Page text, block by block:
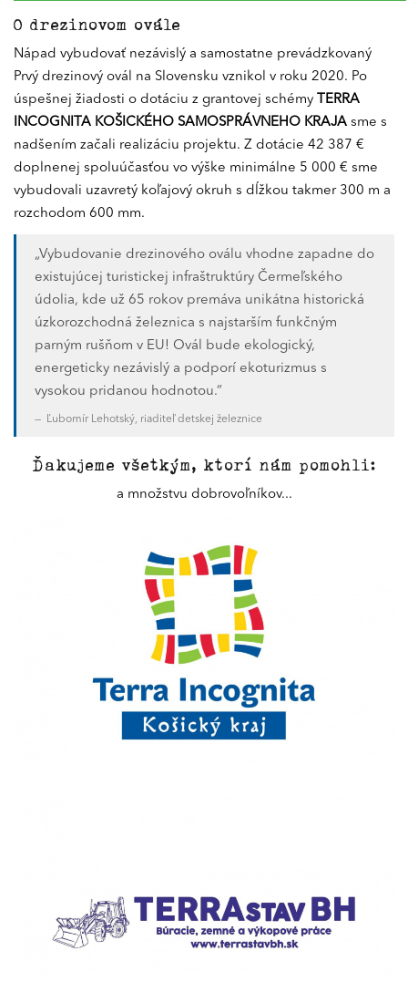
O drezinovom ovále
Nápad vybudovať nezávislý a samostatne prevádzkovaný
Prvý drezinový ovál na Slovensku vznikol v roku 2020. Po
úspešnej žiadosti o dotáciu z grantovej schémy
TERRA
INCOGNITA KOŠICKÉHO SAMOSPRÁVNEHO KRAJA sme s
nadšením začali realizáciu projektu. Z dotácie 42 387 €
doplnenej spoluúčasťou vo výške minimálne 5 000 € sme
vybudovali uzavretý koľajový okruh s dĺžkou takmer 300 m a
rozchodom 600 mm.
„Vybudovanie drezinového oválu vhodne zapadne do
existujúcej turistickej infraštruktúry Čermeľského
údolia, kde už 65 rokov premáva unikátna historická
úzkorozchodná železnica s najstarším funkčným
parným rušňom v EU! Ovál bude ekologický,
energeticky nezávislý a podporí ekoturizmus s
vysokou pridanou hodnotou.“
Ľubomír Lehotský, riaditeľ detskej železnice
Ďakujeme všetkým, ktorí nám pomohli:
a množstvu dobrovoľníkov...